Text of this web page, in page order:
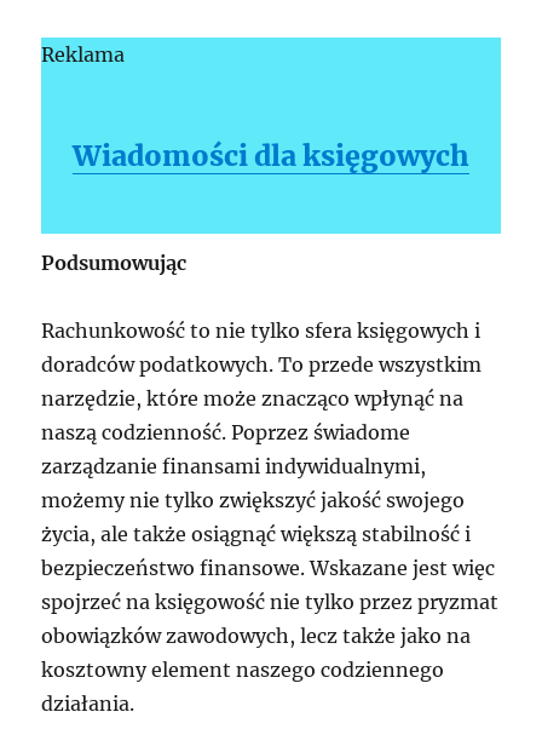
Reklama
Wiadomości dla księgowych
Podsumowując
Rachunkowość to nie tylko sfera księgowych i
doradców podatkowych. To przede wszystkim
narzędzie, które może znacząco wpłynąć na
naszą codzienność. Poprzez świadome
zarządzanie finansami indywidualnymi,
możemy nie tylko zwiększyć jakość swojego
życia, ale także osiągnąć większą stabilność i
bezpieczeństwo finansowe. Wskazane jest więc
spojrzeć na księgowość nie tylko przez pryzmat
obowiązków zawodowych, lecz także jako na
kosztowny element naszego codziennego
działania.